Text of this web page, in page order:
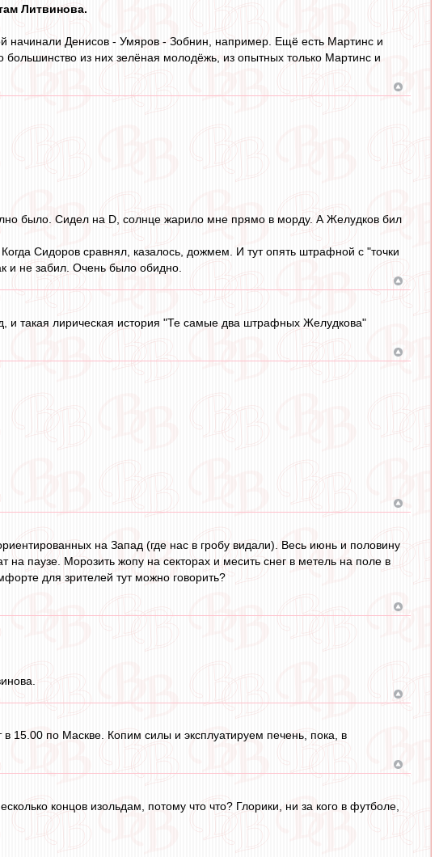
Литвинова.
начинали Денисов - Умяров - Зобнин, например. Ещё есть Мартинс и
из них зелёная молодёжь, из опытных только Мартинс и
было. Сидел на D, солнце жарило мне прямо в морду. А Желудков бил
Сидоров сравнял, казалось, дожмем. И тут опять штрафной с "точки
и не забил. Очень было обидно.
и такая лирическая история "Те самые два штрафных Желудкова"
на Запад (где нас в гробу видали). Весь июнь и половину
паузе. Морозить жопу на секторах и месить снег в метель на поле в
для зрителей тут можно говорить?
15.00 по Маскве. Копим силы и эксплуатируем печень, пока, в
концов изольдам, потому что что? Глорики, ни за кого в футболе,